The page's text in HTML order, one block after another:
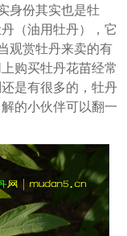
身份其实也是牡
（油用牡丹），它
观赏牡丹来卖的有
购买牡丹花苗经常
是有很多的，牡丹
的小伙伴可以翻一